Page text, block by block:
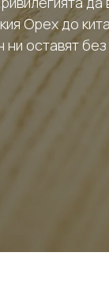
Орех до
оставят